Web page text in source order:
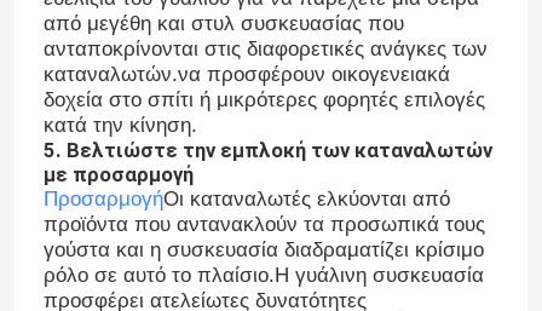
από μεγέθη και στυλ συσκευασίας που
ανταποκρίνονται στις διαφορετικές ανάγκες των
καταναλωτών.να προσφέρουν οικογενειακά
δοχεία στο σπίτι ή μικρότερες φορητές επιλογές
κατά την κίνηση.
5. Βελτιώστε την εμπλοκή των καταναλωτών
με προσαρμογή
ΠροσαρμογήΟι καταναλωτές ελκύονται από
προϊόντα που αντανακλούν τα προσωπικά τους
γούστα και η συσκευασία διαδραματίζει κρίσιμο
ρόλο σε αυτό το πλαίσιο.Η γυάλινη συσκευασία
προσφέρει ατελείωτες δυνατότητες